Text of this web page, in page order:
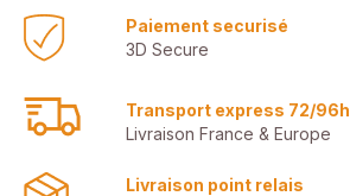
Paiement securisé
3D Secure
Transport express 72/96h
Livraison France & Europe
Livraison point relais